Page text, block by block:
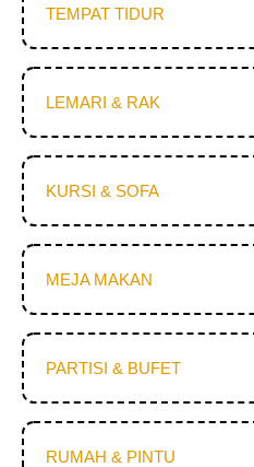
TEMPAT TIDUR
LEMARI & RAK
KURSI & SOFA
MEJA MAKAN
PARTISI & BUFET
RUMAH & PINTU